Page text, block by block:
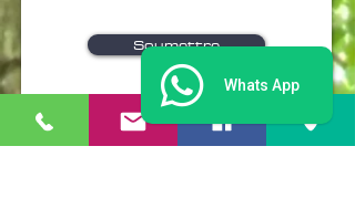
Soumettre
Whats App